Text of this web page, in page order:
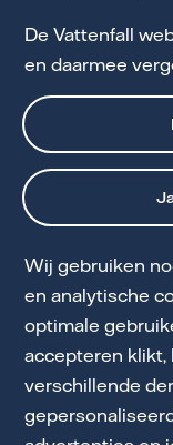
De Vattenfall
en daarmee
Wij gebruiken
en analytische
optimale
accepteren klikt,
verschillende
Cookie
Privacy en